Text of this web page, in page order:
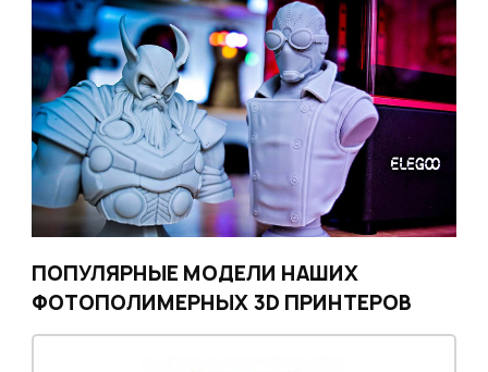
ПОПУЛЯРНЫЕ МОДЕЛИ НАШИХ
ФОТОПОЛИМЕРНЫХ 3D ПРИНТЕРОВ